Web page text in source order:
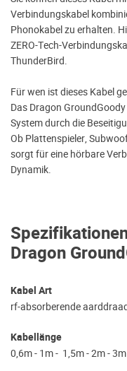
Dragon
Kabel Art
rf-absorberende
Kabellänge
0,6m - 1m - 1,5m - 2m - 3m
Verbindungskabel
Phonokabel zu erhalten.
ZERO-Tech-
ThunderBird.
Für wen ist dieses Kabel
Das Dragon
System durch die
Ob Plattenspieler,
sorgt für eine hörbare
Dynamik.